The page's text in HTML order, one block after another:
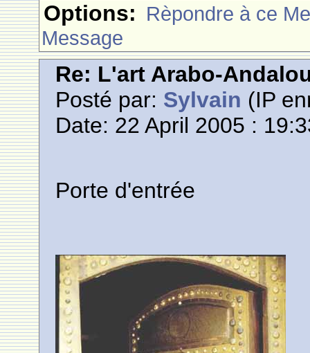
Options: Rèpondre à ce
Message
Re: L'art Arabo-
Posté par: Sylvain (IP
Date: 22 April 2005 :
Porte d'entrée